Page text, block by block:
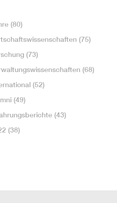
(80)
(75)
(73)
(68)
(52)
(49)
(43)
(38)